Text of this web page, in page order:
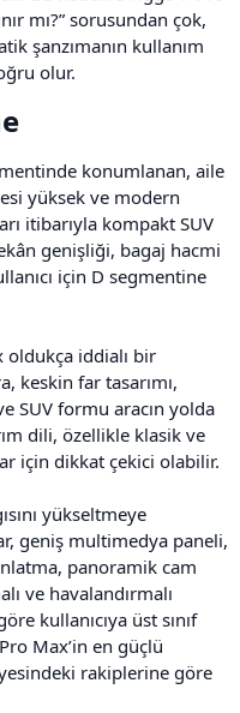
mı?” sorusundan çok,
şanzımanın kullanım
olur.
konumlanan, aile
yüksek ve modern
itibarıyla kompakt SUV
genişliği, bagaj hacmi
için D segmentine
oldukça iddialı bir
keskin far tasarımı,
SUV formu aracın yolda
dili, özellikle klasik ve
için dikkat çekici olabilir.
yükseltmeye
geniş multimedya paneli,
panoramik cam
ve havalandırmalı
kullanıcıya üst sınıf
Max’in en güçlü
rakiplerine göre